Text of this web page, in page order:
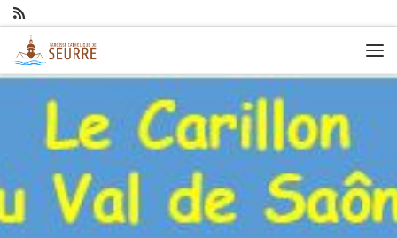
Passer au contenu